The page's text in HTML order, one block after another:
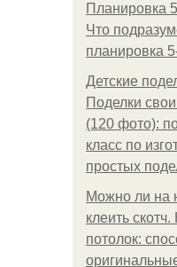
Планировка
Что
планировка
Детские
Поделки
(120 фото):
класс по
простых
Можно ли на
клеить
потолок: